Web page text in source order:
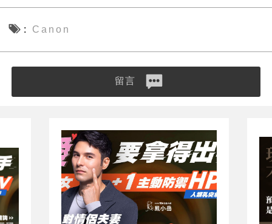
Canon
留言